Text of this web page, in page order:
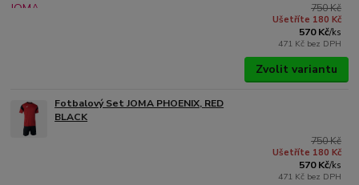
750 Kč
Ušetříte 180 Kč
570 Kč/ks
471 Kč bez DPH
Zvolit variantu
Fotbalový Set JOMA PHOENIX, RED
BLACK
750 Kč
Ušetříte 180 Kč
570 Kč/ks
471 Kč bez DPH